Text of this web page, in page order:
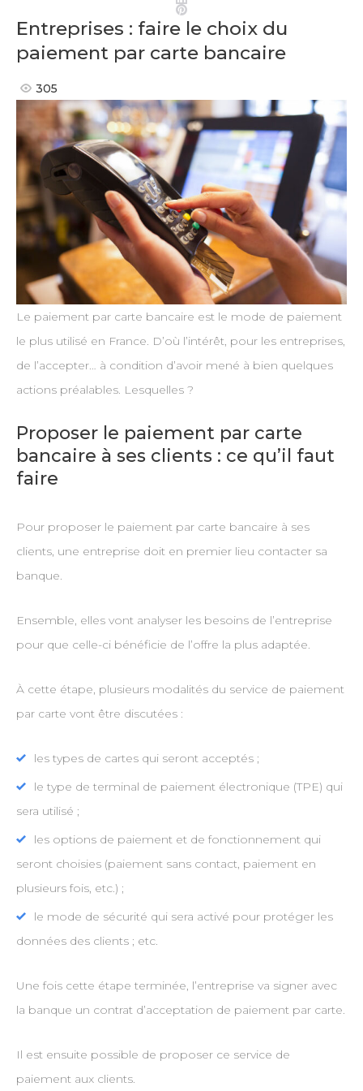
Pinterest
Entreprises : faire le choix du
paiement par carte bancaire
305
Le paiement par carte bancaire est le mode de paiement
le plus utilisé en France. D’où l’intérêt, pour les entreprises,
de l’accepter… à condition d’avoir mené à bien quelques
actions préalables. Lesquelles ?
Proposer le paiement par carte
bancaire à ses clients : ce qu’il faut
faire
Pour proposer le paiement par carte bancaire à ses
clients, une entreprise doit en premier lieu contacter sa
banque.
Ensemble, elles vont analyser les besoins de l’entreprise
pour que celle-ci bénéficie de l’offre la plus adaptée.
À cette étape, plusieurs modalités du service de paiement
par carte vont être discutées :
les types de cartes qui seront acceptés ;
le type de terminal de paiement électronique (TPE) qui
sera utilisé ;
les options de paiement et de fonctionnement qui
seront choisies (paiement sans contact, paiement en
plusieurs fois, etc.) ;
le mode de sécurité qui sera activé pour protéger les
données des clients ; etc.
Une fois cette étape terminée, l’entreprise va signer avec
la banque un contrat d’acceptation de paiement par carte.
Il est ensuite possible de proposer ce service de
paiement aux clients.